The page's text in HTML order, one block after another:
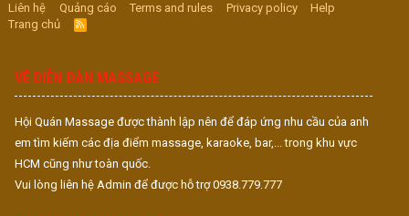
Liên hệ
Quảng cáo Terms and rules Privacy policy
Help
Trang chủ
R
S
VỀ DIỄN ĐÀN MASSAGE
Hội Quán Massage được thành lập nên để đáp ứng nhu cầu của anh
em tìm kiếm các địa điểm massage, karaoke, bar,... trong khu vực
HCM cũng như toàn quốc.
Vui lòng liên hệ Admin để được hỗ trợ 0938.779.777